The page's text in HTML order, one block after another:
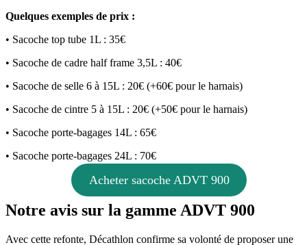
Quelques exemples de prix :
• Sacoche top tube 1L : 35€
• Sacoche de cadre half frame 3,5L : 40€
• Sacoche de selle 6 à 15L : 20€ (+60€ pour le harnais)
• Sacoche de cintre 5 à 15L : 20€ (+50€ pour le harnais)
• Sacoche porte-bagages 14L : 65€
• Sacoche porte-bagages 24L : 70€
Acheter sacoche ADVT 900
Notre avis sur la gamme ADVT 900
Avec cette refonte, Décathlon confirme sa volonté de proposer une